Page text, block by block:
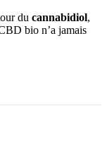
du cannabidiol,
bio n’a jamais